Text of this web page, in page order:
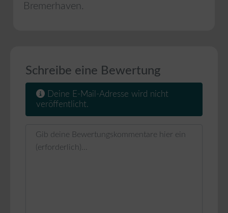
Bremerhaven .
Schreibe eine Bewertung
Deine E-Mail-Adresse wird nicht
veröffentlicht.